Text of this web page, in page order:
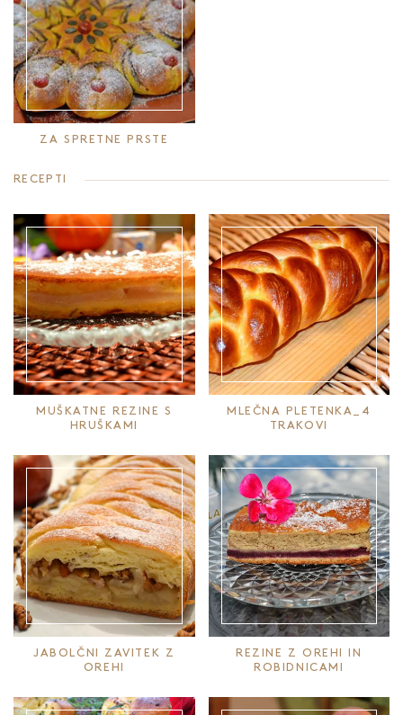
ZA SPRETNE PRSTE
RECEPTI
MUŠKATNE REZINE S
HRUŠKAMI
MLEČNA PLETENKA_4
TRAKOVI
JABOLČNI ZAVITEK Z
OREHI
REZINE Z OREHI IN
ROBIDNICAMI